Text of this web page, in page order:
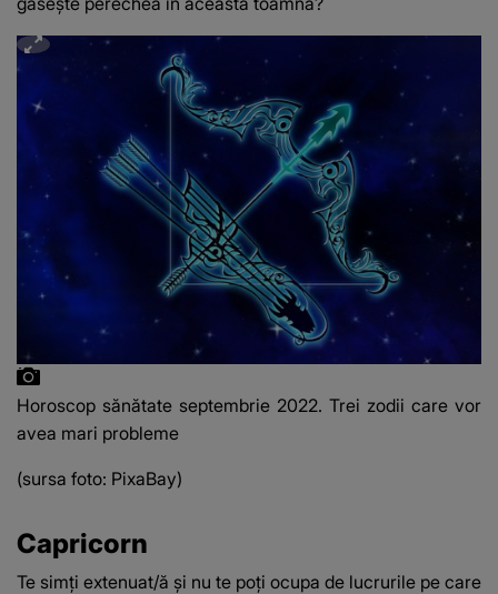
Horoscop sănătate septembrie 2022. Trei zodii care vor
avea mari probleme
(sursa foto: PixaBay)
Capricorn
Te simți extenuat/ă și nu te poți ocupa de lucrurile pe care